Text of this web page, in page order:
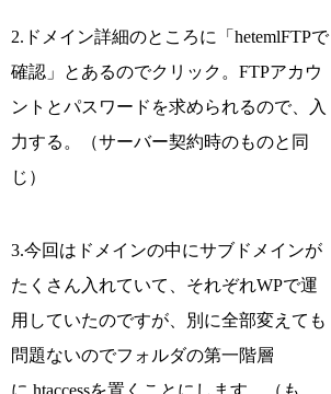
2.ドメイン詳細のところに「hetemlFTPで
確認」とあるのでクリック。FTPアカウ
ントとパスワードを求められるので、入
力する。（サーバー契約時のものと同
じ）
3.今回はドメインの中にサブドメインが
たくさん入れていて、それぞれWPで運
用していたのですが、別に全部変えても
問題ないのでフォルダの第一階層